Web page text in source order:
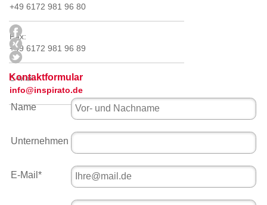
+49 6172 981 96 80
Fax:
+49 6172 981 96 89
E-Mail:
info@inspirato.de
Kontaktformular
Name
Unternehmen
E-Mail *